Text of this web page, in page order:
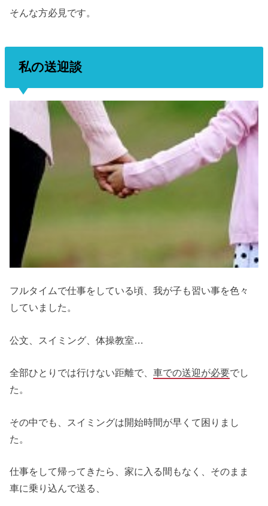
そんな方必見です。
私の送迎談
フルタイムで仕事をしている頃、我が子も習い事を色々
していました。
公文、スイミング、体操教室…
全部ひとりでは行けない距離で、車での送迎が必要でし
た。
その中でも、スイミングは開始時間が早くて困りまし
た。
仕事をして帰ってきたら、家に入る間もなく、そのまま
車に乗り込んで送る、